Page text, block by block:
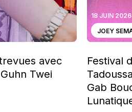
avec
Twei
18 JUIN 2026
JOEY
Festival
Gab